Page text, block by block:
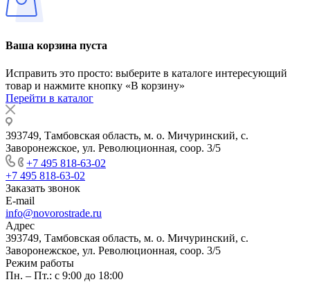
Ваша корзина пуста
Исправить это просто: выберите в каталоге интересующий
товар и нажмите кнопку «В корзину»
Перейти в каталог
393749, Тамбовская область, м. о. Мичуринский, с.
Заворонежское, ул. Революционная, соор. 3/5
+7 495 818-63-02
+7 495 818-63-02
Заказать звонок
E-mail
info@novorostrade.ru
Адрес
393749, Тамбовская область, м. о. Мичуринский, с.
Заворонежское, ул. Революционная, соор. 3/5
Режим работы
Пн. – Пт.: с 9:00 до 18:00